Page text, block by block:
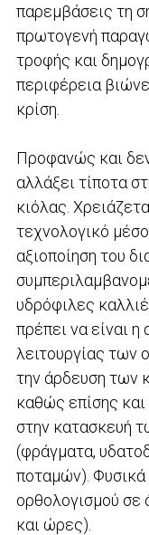
παρεμβάσεις τη
πρωτογενή
τροφής και
περιφέρεια
κρίση.
Προφανώς και
αλλάξει τίποτα
κιόλας.
τεχνολογικό
αξιοποίηση του
υδρόφιλες
πρέπει να είναι
λειτουργίας των
την άρδευση των
καθώς επίσης
στην κατασκευή
(φράγματα,
ποταμών). Φυσικά
ορθολογισμού σε
και ώρες).